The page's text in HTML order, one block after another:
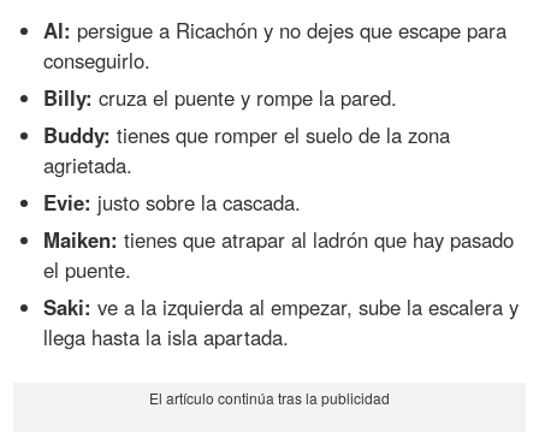
Al: persigue a Ricachón y no dejes que escape para
conseguirlo.
Billy: cruza el puente y rompe la pared.
Buddy: tienes que romper el suelo de la zona
agrietada.
Evie: justo sobre la cascada.
Maiken: tienes que atrapar al ladrón que hay pasado
el puente.
Saki: ve a la izquierda al empezar, sube la escalera y
llega hasta la isla apartada.